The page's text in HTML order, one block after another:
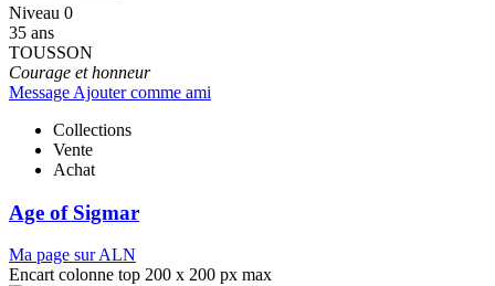
Niveau 0
35 ans
TOUSSON
Courage et honneur
Message Ajouter comme ami
Collections
Vente
Achat
Age of Sigmar
Ma page sur ALN
Encart colonne top 200 x 200 px max